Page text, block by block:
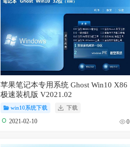
苹果笔记本专用系统 Ghost Win10 X86
极速装机版 V2021.02
win10系统下载 下载
2021-02-10 0